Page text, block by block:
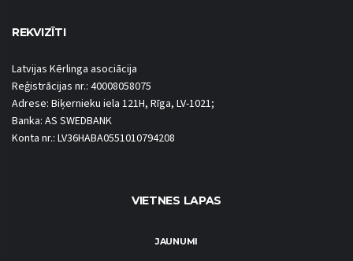
REKVIZĪTI
Latvijas Kērlinga asociācija
Reģistrācijas nr.: 40008058075
Adrese: Biķernieku iela 121H, Rīga, LV-1021;
Banka: AS SWEDBANK
Konta nr.: LV36HABA0551010794208
VIETNES LAPAS
JAUNUMI